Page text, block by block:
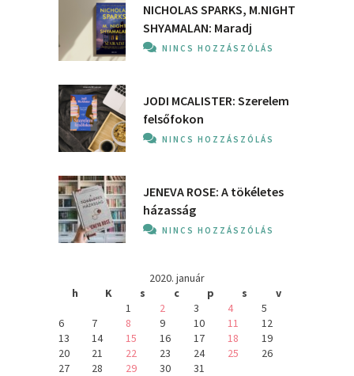
NICHOLAS SPARKS, M.NIGHT
SHYAMALAN: Maradj
NINCS HOZZÁSZÓLÁS
JODI MCALISTER: Szerelem
felsőfokon
NINCS HOZZÁSZÓLÁS
JENEVA ROSE: A ​tökéletes
házasság
NINCS HOZZÁSZÓLÁS
2020. január
h
K s c p s
v
1
2 3 4
5
6
7 8 9 10 11
12
13
14 15 16 17 18
19
20
21 22 23 24 25
26
27
28 29 30 31